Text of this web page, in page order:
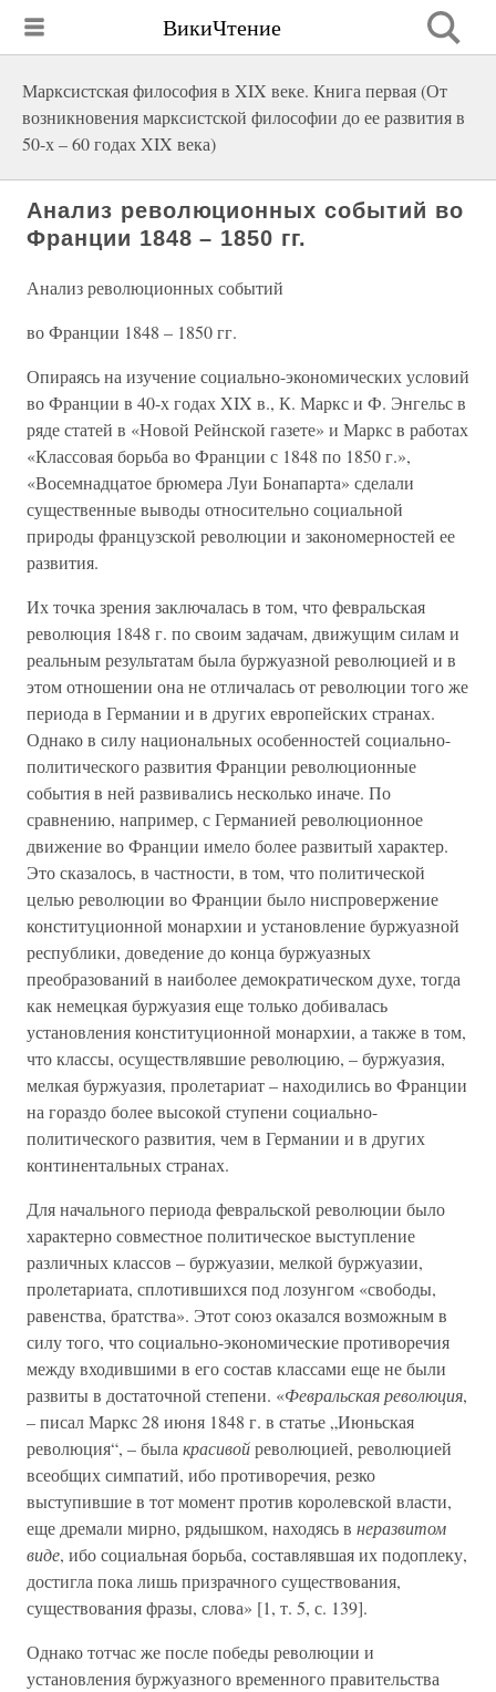
ВикиЧтение
Марксистская философия в XIX веке. Книга первая (От
возникновения марксистской философии до ее развития в
50-х – 60 годах XIX века)
Анализ революционных событий во
Франции 1848 – 1850 гг.
Анализ революционных событий
во Франции 1848 – 1850 гг.
Опираясь на изучение социально-экономических условий
во Франции в 40-х годах XIX в., К. Маркс и Ф. Энгельс в
ряде статей в «Новой Рейнской газете» и Маркс в работах
«Классовая борьба во Франции с 1848 по 1850 г.»,
«Восемнадцатое брюмера Луи Бонапарта» сделали
существенные выводы относительно социальной
природы французской революции и закономерностей ее
развития.
Их точка зрения заключалась в том, что февральская
революция 1848 г. по своим задачам, движущим силам и
реальным результатам была буржуазной революцией и в
этом отношении она не отличалась от революции того же
периода в Германии и в других европейских странах.
Однако в силу национальных особенностей социально-
политического развития Франции революционные
события в ней развивались несколько иначе. По
сравнению, например, с Германией революционное
движение во Франции имело более развитый характер.
Это сказалось, в частности, в том, что политической
целью революции во Франции было ниспровержение
конституционной монархии и установление буржуазной
республики, доведение до конца буржуазных
преобразований в наиболее демократическом духе, тогда
как немецкая буржуазия еще только добивалась
установления конституционной монархии, а также в том,
что классы, осуществлявшие революцию, – буржуазия,
мелкая буржуазия, пролетариат – находились во Франции
на гораздо более высокой ступени социально-
политического развития, чем в Германии и в других
континентальных странах.
Для начального периода февральской революции было
характерно совместное политическое выступление
различных классов – буржуазии, мелкой буржуазии,
пролетариата, сплотившихся под лозунгом «свободы,
равенства, братства». Этот союз оказался возможным в
силу того, что социально-экономические противоречия
между входившими в его состав классами еще не были
развиты в достаточной степени. «Февральская революция,
– писал Маркс 28 июня 1848 г. в статье „Июньская
революция“, – была красивойреволюцией, революцией
всеобщих симпатий, ибо противоречия, резко
выступившие в тот момент против королевской власти,
еще дремали мирно, рядышком, находясь в неразвитом
виде, ибо социальная борьба, составлявшая их подоплеку,
достигла пока лишь призрачного существования,
существования фразы, слова» [1, т. 5, с. 139].
Однако тотчас же после победы революции и
установления буржуазного временного правительства